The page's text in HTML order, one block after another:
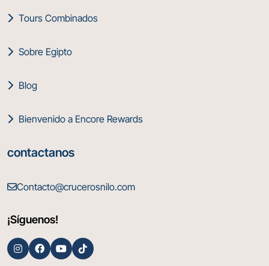
Tours Combinados
Sobre Egipto
Blog
Bienvenido a Encore Rewards
contactanos
Contacto@crucerosnilo.com
¡Síguenos!